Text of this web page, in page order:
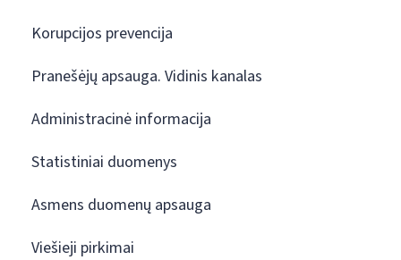
Korupcijos prevencija
Pranešėjų apsauga. Vidinis kanalas
Administracinė informacija
Statistiniai duomenys
Asmens duomenų apsauga
Viešieji pirkimai